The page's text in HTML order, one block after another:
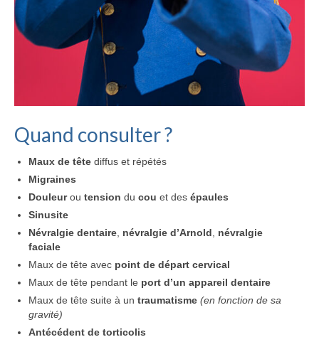
Qu’est-ce que l’hypnose ?
Déroulement d’une séance
Motifs de consultation
Questions fréquentes
Votre Thérapeute
Cabinet
Tarifs & Remboursements
Contact
Quand consulter ?
Maux de tête diffus et répétés
Migraines
Douleurou tension du cou et des épaules
Sinusite
Névralgie dentaire névralgie d’Arnold
névralgie
faciale
Maux de tête avec point de départ cervical
Maux de tête pendant le port d’un appareil dentaire
Maux de tête suite à un traumatisme (en fonction de sa
gravité)
Antécédent de torticolis